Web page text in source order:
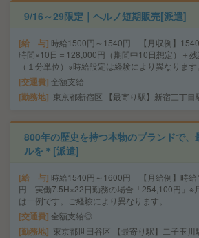
9/16～29限定｜ヘルノ短期販売[派遣]
給 与 時給1500円～1540円 【月収例】
時間×10日＝128,000円（期間中10日想定）＋残
（１分単位）※時給設定は経験により異なります。
交通費 全額支給
勤務地 東京都新宿区 【最寄り駅】新宿三丁目
800年の歴史を持つ本物のブランドで、
ルを＊[派遣]
給 与 時給1540円～1600円 【月給例】時給
円 実働7.5H×22日勤務の場合「254,100円」※
は一例です。ご経験により異なります。
交通費 全額支給◎
勤務地 東京都世田谷区 【最寄り駅】二子玉川